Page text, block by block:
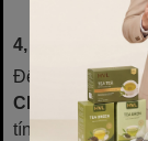
4, Những lưu ý
Để sử dụng túi
Chọn sản
tín, có nguồn